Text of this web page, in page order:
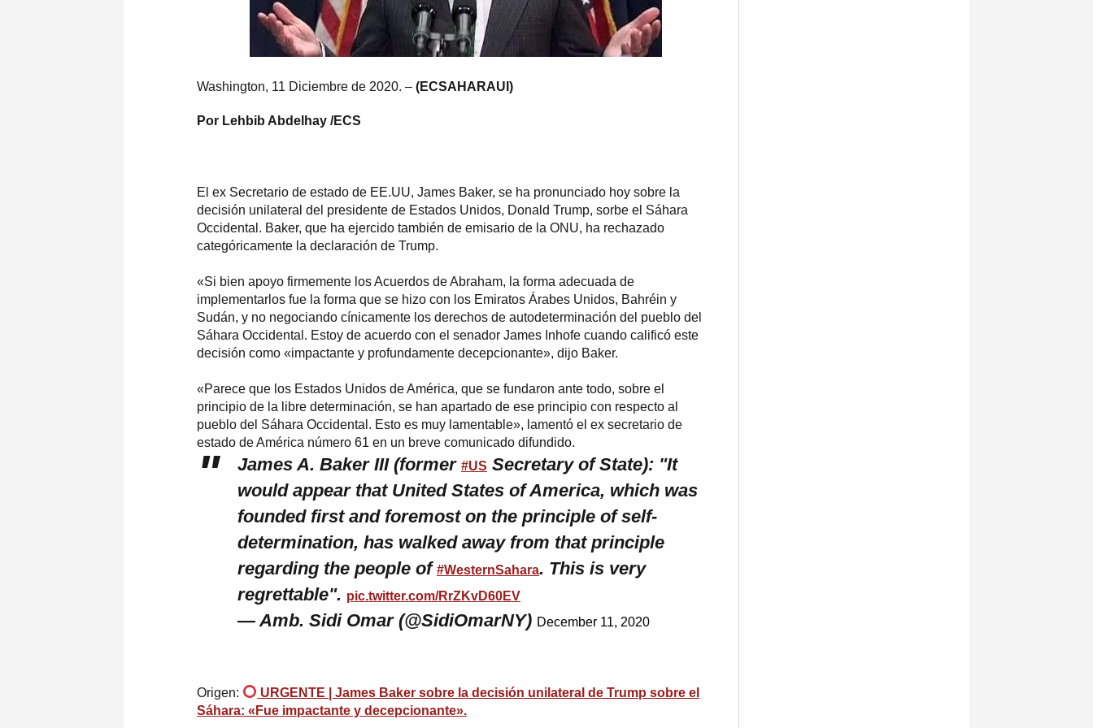
Washington, 11 Diciembre de 2020. – (ECSAHARAUI)
Por Lehbib Abdelhay /ECS
El ex Secretario de estado de EE.UU, James Baker, se ha pronunciado hoy sobre la
decisión unilateral del presidente de Estados Unidos, Donald Trump, sorbe el Sáhara
Occidental. Baker, que ha ejercido también de emisario de la ONU, ha rechazado
categóricamente la declaración de Trump.
«Si bien apoyo firmemente los Acuerdos de Abraham, la forma adecuada de
implementarlos fue la forma que se hizo con los Emiratos Árabes Unidos, Bahréin y
Sudán, y no negociando cínicamente los derechos de autodeterminación del pueblo del
Sáhara Occidental. Estoy de acuerdo con el senador James Inhofe cuando calificó este
decisión como «impactante y profundamente decepcionante», dijo Baker.
«Parece que los Estados Unidos de América, que se fundaron ante todo, sobre el
principio de la libre determinación, se han apartado de ese principio con respecto al
pueblo del Sáhara Occidental. Esto es muy lamentable», lamentó el ex secretario de
estado de América número 61 en un breve comunicado difundido.
James A. Baker III (former #US Secretary of State): "It
would appear that United States of America, which was
founded first and foremost on the principle of self-
determination, has walked away from that principle
regarding the people of #WesternSahara. This is very
regrettable". pic.twitter.com/RrZKvD60EV
— Amb. Sidi Omar (@SidiOmarNY) December 11, 2020
Origen:
URGENTE | James Baker sobre la decisión unilateral de Trump sobre el
Sáhara: «Fue impactante y decepcionante».